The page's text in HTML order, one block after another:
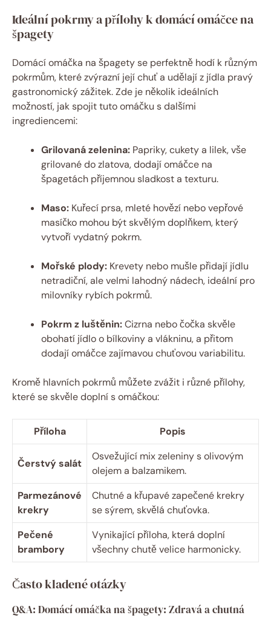
Ideální pokrmy a přílohy k domácí omáčce na
špagety
Domácí omáčka na špagety se perfektně hodí k různým
pokrmům, které zvýrazní její chuť a udělají z jídla pravý
gastronomický zážitek. Zde je několik ideálních
možností, jak spojit tuto omáčku s dalšími
ingrediencemi:
Grilovaná zelenina: Papriky, cukety a lilek, vše
grilované do zlatova, dodají omáčce na
špagetách příjemnou sladkost a texturu.
Maso: Kuřecí prsa, mleté hovězí nebo vepřové
masíčko mohou být skvělým doplňkem, který
vytvoří vydatný pokrm.
Mořské plody: Krevety nebo mušle přidají jídlu
netradiční, ale velmi lahodný nádech, ideální pro
milovníky rybích pokrmů.
Pokrm z luštěnin:Cizrna nebo čočka skvěle
obohatí jídlo o bílkoviny a vlákninu, a přitom
dodají omáčce zajímavou chuťovou variabilitu.
Kromě hlavních pokrmů můžete zvážit i různé přílohy,
které se skvěle doplní s omáčkou:
Příloha Popis
Čerstvý salát
Osvežující mix zeleniny s olivovým
olejem a balzamikem.
Parmezánové
krekry
Chutné a křupavé zapečené krekry
se sýrem, skvělá chuťovka.
Pečené
brambory
Vynikající příloha, která doplní
všechny chutě velice harmonicky.
Často kladené otázky
Q&A: Domácí omáčka na špagety: Zdravá a chutná